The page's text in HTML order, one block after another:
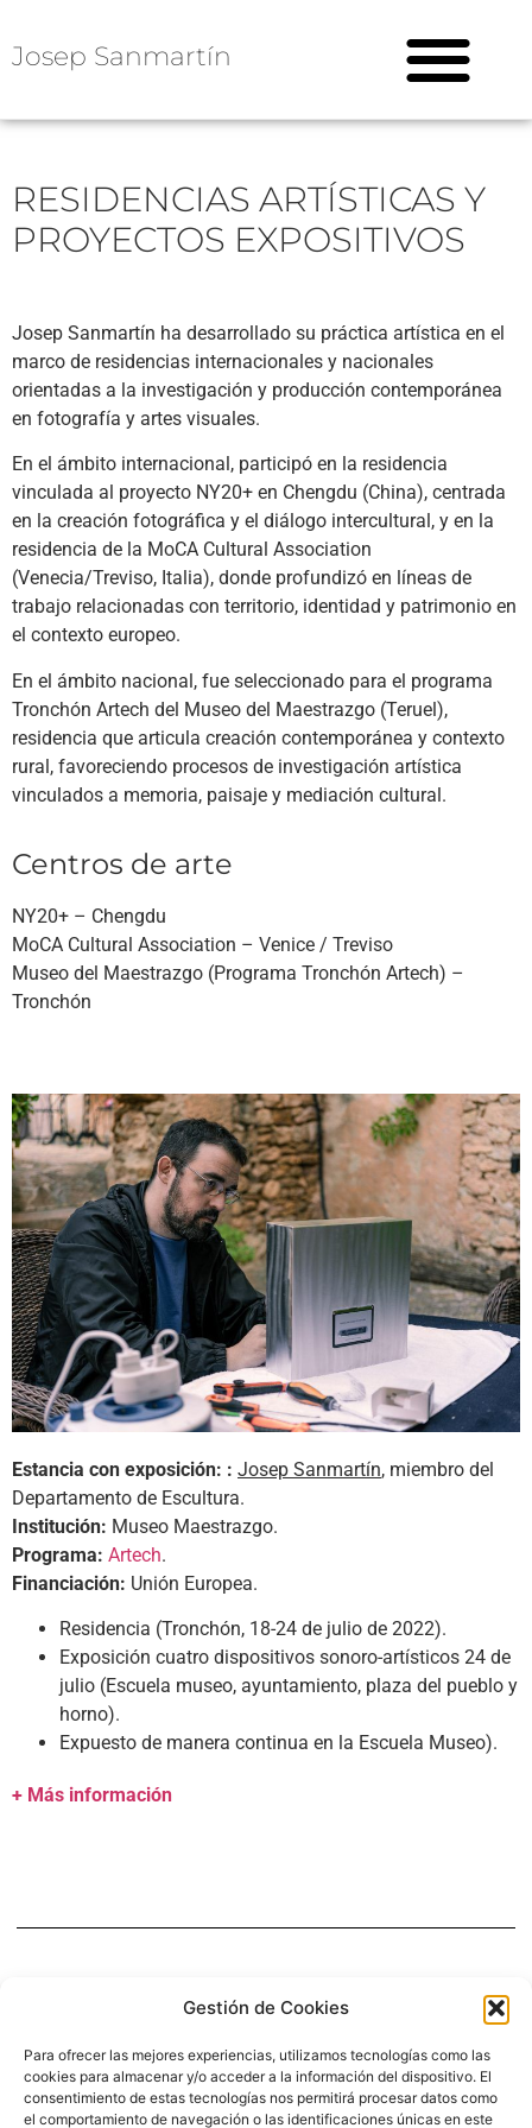
Gestión de Cookies
Para ofrecer las mejores experiencias, utilizamos tecnologías como las
cookies para almacenar y/o acceder a la información del dispositivo. El
consentimiento de estas tecnologías nos permitirá procesar datos como
el comportamiento de navegación o las identificaciones únicas en este
Josep Sanmartín
RESIDENCIAS ARTÍSTICAS Y
PROYECTOS EXPOSITIVOS
Josep Sanmartín ha desarrollado su práctica artística en el
marco de residencias internacionales y nacionales
orientadas a la investigación y producción contemporánea
en fotografía y artes visuales.
En el ámbito internacional, participó en la residencia
vinculada al proyecto NY20+ en Chengdu (China), centrada
en la creación fotográfica y el diálogo intercultural, y en la
residencia de la MoCA Cultural Association
(Venecia/Treviso, Italia), donde profundizó en líneas de
trabajo relacionadas con territorio, identidad y patrimonio en
el contexto europeo.
En el ámbito nacional, fue seleccionado para el programa
Tronchón Artech del Museo del Maestrazgo (Teruel),
residencia que articula creación contemporánea y contexto
rural, favoreciendo procesos de investigación artística
vinculados a memoria, paisaje y mediación cultural.
Centros de arte
NY20+ – Chengdu
MoCA Cultural Association – Venice / Treviso
Museo del Maestrazgo (Programa Tronchón Artech) –
Tronchón
Estancia con exposición: : Josep Sanmartín, miembro del
Departamento de Escultura.
Institución: Museo Maestrazgo.
Programa: Artech.
Financiación: Unión Europea.
Residencia (Tronchón, 18-24 de julio de 2022).
Exposición cuatro dispositivos sonoro-artísticos 24 de
julio (Escuela museo, ayuntamiento, plaza del pueblo y
horno).
Expuesto de manera continua en la Escuela Museo).
+ Más información
josep@josepsanmartin.com